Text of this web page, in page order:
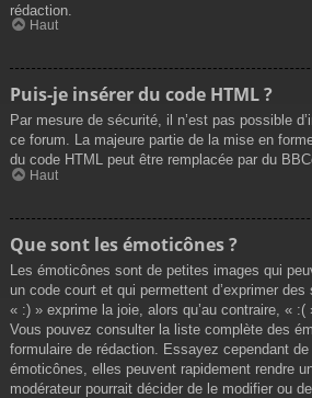
rédaction.
Haut
Puis-je insérer du code HTML ?
Par mesure de sécurité, il n’est pas possible
ce forum. La majeure partie de la mise en
du code HTML peut être remplacée par du
Haut
Que sont les émoticônes ?
Les émoticônes sont de petites images qui
un code court et qui permettent d’exprimer
« :) » exprime la joie, alors qu’au contraire, « :(
Vous pouvez consulter la liste complète des
formulaire de rédaction. Essayez cependant
émoticônes, elles peuvent rapidement rendre
modérateur pourrait décider de le modifier ou